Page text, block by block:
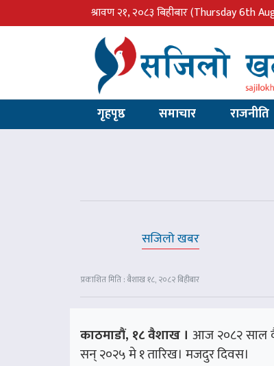
श्रावण २१, २०८३ बिहीबार(Thursday 6th
गृहपृष्ठ समाचार राजनीति
सजिलो खबर
प्रकाशित मिति : बैशाख १८, २०८२ बिहीबार
काठमाडौं, १८ वैशाख । आज २०८२ साल
सन् २०२५ मे १ तारिख। मजदुर दिवस।